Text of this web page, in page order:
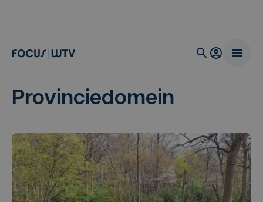
Provinciedomein